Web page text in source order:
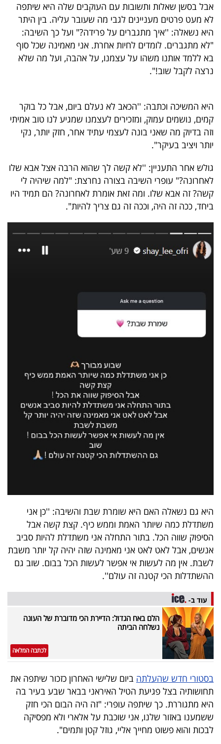
הכלכלי
פודקאסט
40
UNDER
שיתופי
פעולה
דרושים
ניוזלטרים
מייל
פרסמו
אבל בסשן שאלות ותשובות עם העוקבים שלה היא שיתפה
לא מעט פרטים מעניינים לגבי מה שעובר עליה. בין היתר
היא נשאלה: ''איך מתגברים על פרידה?" ועל כך השיבה:
"לא מתגברים. לומדים לחיות אחרת. אני מאמינה שכל סוף
בא ללמד אותנו משהו על עצמנו, על אהבה, ועל מה שלא
נרצה לקבל שוב!".
היא המשיכה וכתבה: ''הכאב לא נעלם ביום, אבל כל בוקר
קמים, נושמים עמוק, ומזכירים לעצמנו שמגיע לנו טוב אמיתי
וזה בדיוק מה שאני בונה לעצמי עתיד אחר, חזק יותר, נקי
יותר ויציב בעיקר".
גולש אחר התעניין: ''לא קשה לך שהוא הרבה אצל אבא שלו
לאחרונה?" עופרי השיבה בצורה נחרצת: "למה שיהיה לי
קשה? זה אבא שלו. ומה זאת אומרת לאחרונה? הם תמיד היו
ביחד, ככה זה היה, וככה זה גם צריך להיות".
היא גם נשאלה האם היא שומרת שבת והשיבה: ''כן אני
משתדלת כמה שיותר האמת וממש כיף. קצת קשה אבל
הסיפוק שווה הכל. בתור התחלה אני משתדלת להיות סביב
אנשים, אבל לאט לאט אני מאמינה שזה יהיה קל יותר משבת
לשבת. אין מה לעשות אי אפשר לעשות הכל בבום. שוב גם
ההשתדלות הכי קטנה זה עולם''.
עוד ב-
הלם באח הגדול: הדיירת הכי מדוברת של העונה
נשלחה הביתה
לכתבה המלאה
בסטורי חדש שהעלתה ביום שלישי האחרון כזכור שיתפה את
תחושותיה בצל פגיעת הטיל האיראני בבאר שבע בעיר בה
היא מתגוררת. כך שיתפה עופרי: "זה היה הבום הכי חזק
ששמענו באזור שלנו, אני שוכבת על אלארי ולא מפסיקה
לבכות והוא פשוט מחייך אליי, גוזל קטן ותמים".